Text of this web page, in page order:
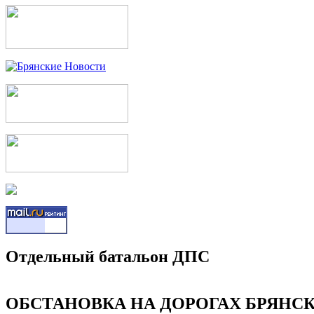
Отдельный батальон ДПС
ОБСТАНОВКА НА ДОРОГАХ